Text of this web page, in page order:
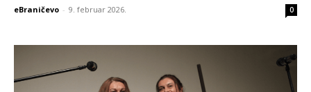
eBraničevo - 9. februar 2026. 0